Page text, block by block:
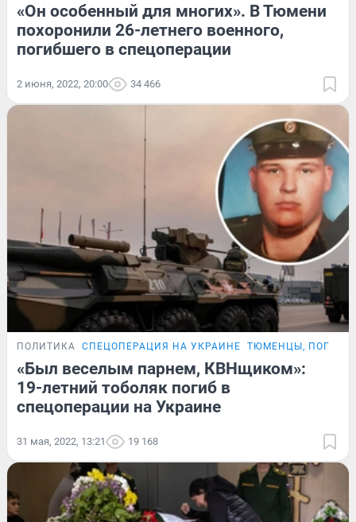
«Он особенный для многих». В Тюмени
похоронили 26-летнего военного,
погибшего в спецоперации
2 июня, 2022, 20:00 34 466
ПОЛИТИКА СПЕЦОПЕРАЦИЯ НА УКРАИНЕ ТЮМЕНЦЫ,
«Был веселым парнем, КВНщиком»:
19-летний тоболяк погиб в
спецоперации на Украине
31 мая, 2022, 13:21 19 168